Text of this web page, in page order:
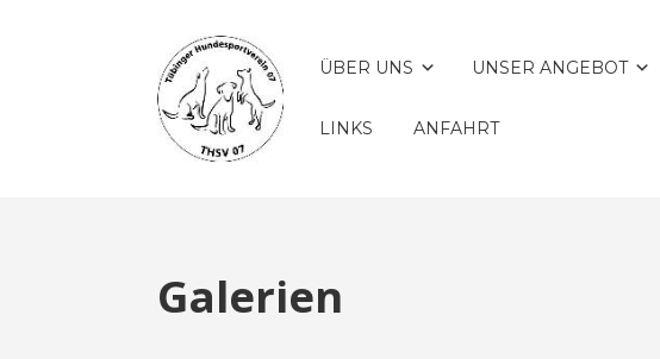
ÜBER UNS UNSER ANGEBOT
LINKS ANFAHRT
Galerien